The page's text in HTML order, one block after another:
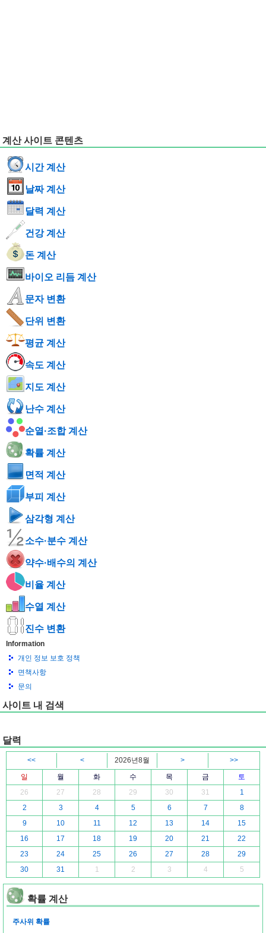
계산 사이트 콘텐츠
시간 계산
날짜 계산
달력 계산
건강 계산
돈 계산
바이오 리듬 계산
문자 변환
단위 변환
평균 계산
속도 계산
지도 계산
난수 계산
순열·조합 계산
확률 계산
면적 계산
부피 계산
삼각형 계산
소수·분수 계산
약수·배수의 계산
비율 계산
수열 계산
진수 변환
Information
개인 정보 보호 정책
면책사항
문의
사이트 내 검색
달력
<< < 2026년8월 >
>>
일
월 화 수 목 금
토
26
27 28 29 30 31
1
2
3 4 5 6 7
8
9
10 11 12 13 14
15
16
17 18 19 20 21
22
23
24 25 26 27 28
29
30
31 1 2 3 4 5
확률 계산
주사위 확률